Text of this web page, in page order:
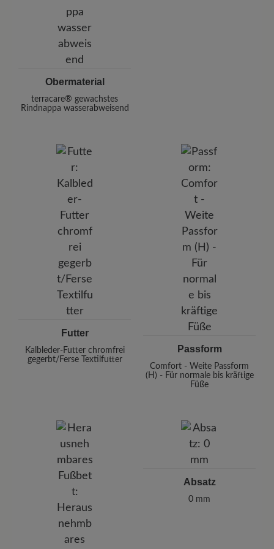
Obermaterial
terracare® gewachstes
Rindnappa wasserabweisend
Futter
Kalbleder-Futter chromfrei
gegerbt/Ferse Textilfutter
Passform
Comfort - Weite Passform
(H) - Für normale bis kräftige
Füße
Absatz
0 mm